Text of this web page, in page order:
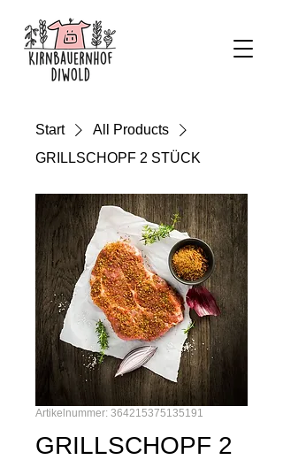
Start
All Products
GRILLSCHOPF 2 STÜCK
Artikelnummer: 364215375135191
GRILLSCHOPF 2